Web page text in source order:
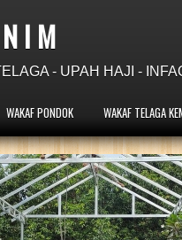
I M
- UPAH HAJI -
WAKAF PONDOK WAKAF TELAGA